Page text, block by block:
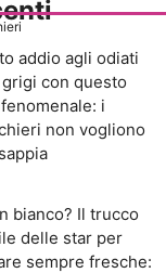
addio agli odiati
con questo
i
non vogliono
bianco? Il trucco
delle star per
sempre fresche: